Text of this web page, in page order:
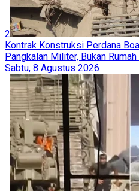
2
Kontrak Konstruksi Perdana
Pangkalan Militer, Bukan Rumah
Sabtu, 8 Agustus 2026